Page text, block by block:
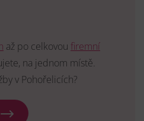
až po celkovou firemní
na jednom místě.
v Pohořelicích?